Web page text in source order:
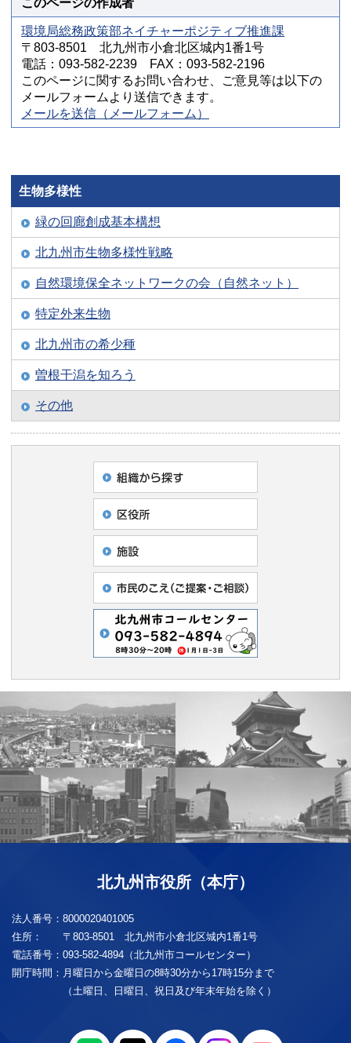
このページの作成者
環境局総務政策部ネイチャーポジティブ推進課
〒803-8501 北九州市小倉北区城内1番1号
電話：093-582-2239 FAX：093-582-2196
このページに関するお問い合わせ、ご意見等は以下の
メールフォームより送信できます。
メールを送信（メールフォーム）
生物多様性
緑の回廊創成基本構想
北九州市生物多様性戦略
自然環境保全ネットワークの会（自然ネット）
特定外来生物
北九州市の希少種
曽根干潟を知ろう
その他
北九州市役所（本庁）
法人番号： 8000020401005
住所：
〒803-8501 北九州市小倉北区城内1番1号
電話番号： 093-582-4894（北九州市コールセンター）
開庁時間： 月曜日から金曜日の8時30分から17時15分まで
（土曜日、日曜日、祝日及び年末年始を除く）